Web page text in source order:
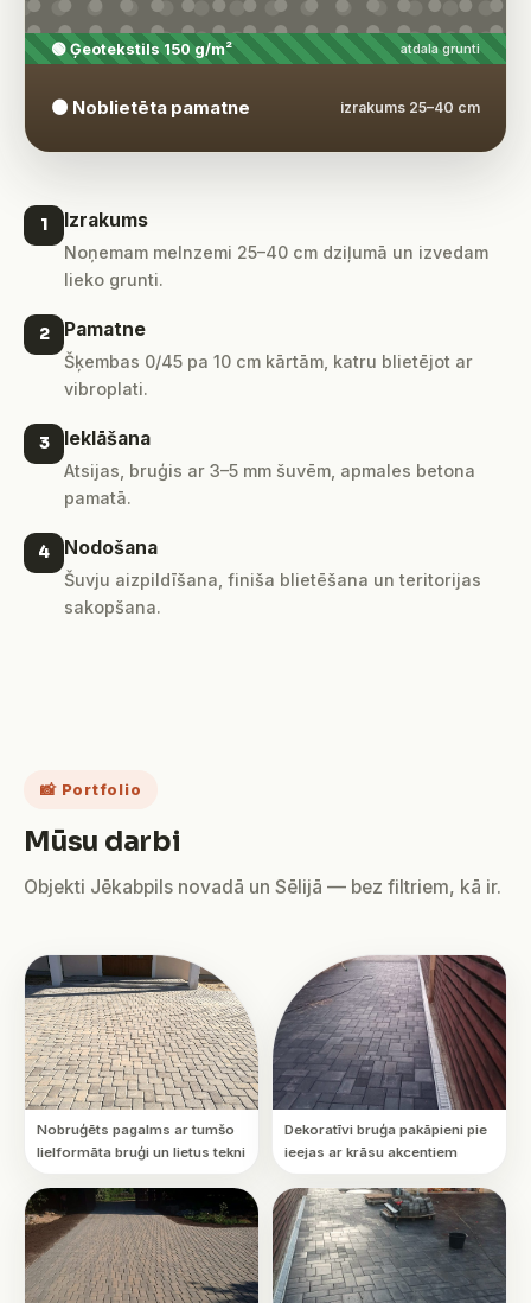
🟢 Ģeotekstils 150 g/m² atdala grunti
🟤 Noblietēta pamatne izrakums 25–40 cm
1 Izrakums
Noņemam melnzemi 25–40 cm dziļumā un izvedam
lieko grunti.
2 Pamatne
Šķembas 0/45 pa 10 cm kārtām, katru blietējot ar
vibroplati.
3 Ieklāšana
Atsijas, bruģis ar 3–5 mm šuvēm, apmales betona
pamatā.
4 Nodošana
Šuvju aizpildīšana, finiša blietēšana un teritorijas
sakopšana.
📸 Portfolio
Mūsu darbi
Objekti Jēkabpils novadā un Sēlijā — bez filtriem, kā ir.
Nobruģēts pagalms ar tumšo
lielformāta bruģi un lietus tekni
Dekoratīvi bruģa pakāpieni pie
ieejas ar krāsu akcentiem